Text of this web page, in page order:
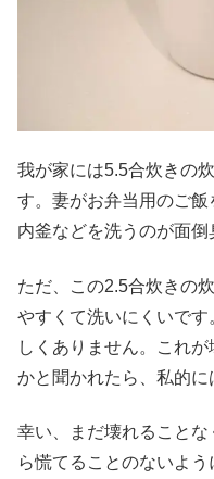
我が家には5.5合炊きの
す。妻がお弁当用のご
内釜などを洗うのが面倒
ただ、この2.5合炊きの
やすくて洗いにくいで
しくありません。これ
かと聞かれたら、私的に
幸い、まだ壊れること
ら慌てることのないよ